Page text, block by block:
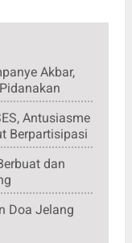
Akbar,
Antusiasme
Berpartisipasi
dan
Doa Jelang